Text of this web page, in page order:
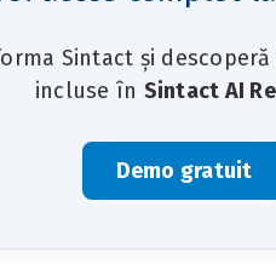
Sintact și
incluse în Sintact AI
Demo gratuit